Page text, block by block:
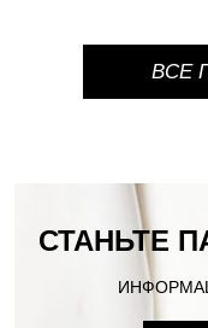
ВСЕ
СТАНЬТЕ